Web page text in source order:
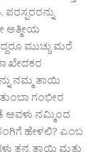
ಆತ್ಮೀಯ
ಮುಚ್ಚು ಮರೆ
ಖೇದಕರ
ನಮ್ಮ ತಾಯಿ
ಗಂಭೀರ
ಅವಳು ನಮ್ಮಿಂದ
ತಂಗಿಗೆ ಹೇಳಲಿ? ಎಂಬ